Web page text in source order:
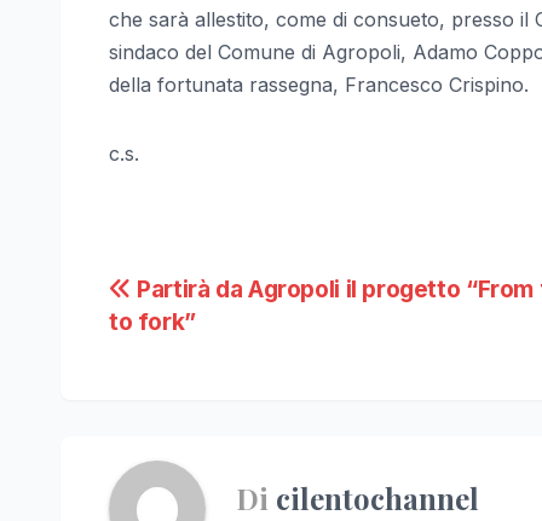
che sarà allestito, come di consueto, presso il
sindaco del Comune di Agropoli, Adamo
della fortunata rassegna, Francesco Crispino.
c.s.
Navigazione
articoli
Partirà da Agropoli il progetto “From
to fork”
Di cilentochannel